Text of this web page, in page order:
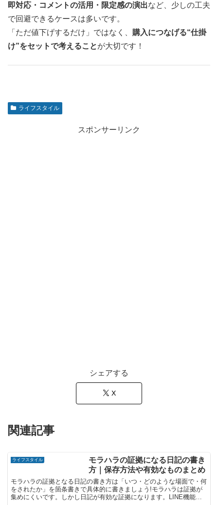
即対応・コメントの活用・限定感の演出など、少しの工夫
で回避できるケースは多いです。
「ただ値下げするだけ」ではなく、 購入につなげる“仕掛
け”をセットで考えることが大切です！
ライフスタイル
スポンサーリンク
シェアする
X
関連記事
ライフスタイル
モラハラの証拠になる日記の書き
方｜保存方法や有効なものまとめ
モラハラの証拠となる日記の書き方は「いつ・どのような場面で・何
をされたか」を箇条書きで具体的に書きましょう!モラハラは証拠が
集めにくいです。しかし日記が有効な証拠になります。LINE機能を